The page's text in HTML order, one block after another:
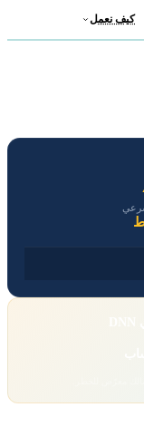
كيف نعمل